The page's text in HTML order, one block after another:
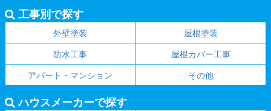
工事別で探す
外壁塗装
屋根塗装
防水工事
屋根カバー工事
アパート・マンション
その他
ハウスメーカーで探す